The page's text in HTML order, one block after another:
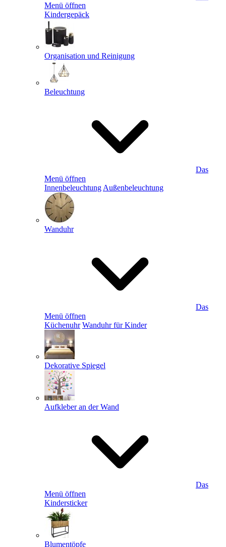
Menü öffnen
Kindergepäck
Organisation und Reinigung
Beleuchtung
Das
Menü öffnen
Innenbeleuchtung Außenbeleuchtung
Wanduhr
Das
Menü öffnen
Küchenuhr Wanduhr für Kinder
Dekorative Spiegel
Aufkleber an der Wand
Das
Menü öffnen
Kindersticker
Blumentöpfe